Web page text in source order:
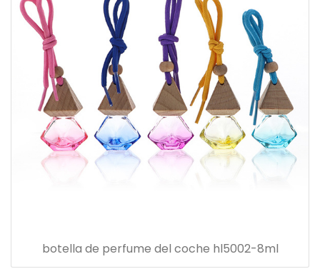
botella de perfume del coche hl5002-8ml